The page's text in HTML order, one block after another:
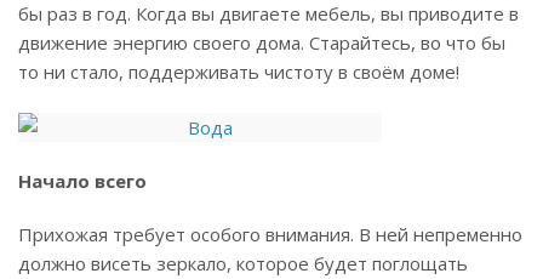
бы раз в год. Когда вы двигаете мебель, вы приводите в
движение энергию своего дома. Старайтесь, во что бы
то ни стало, поддерживать чистоту в своём доме!
Начало всего
Прихожая требует особого внимания. В ней непременно
должно висеть зеркало, которое будет поглощать